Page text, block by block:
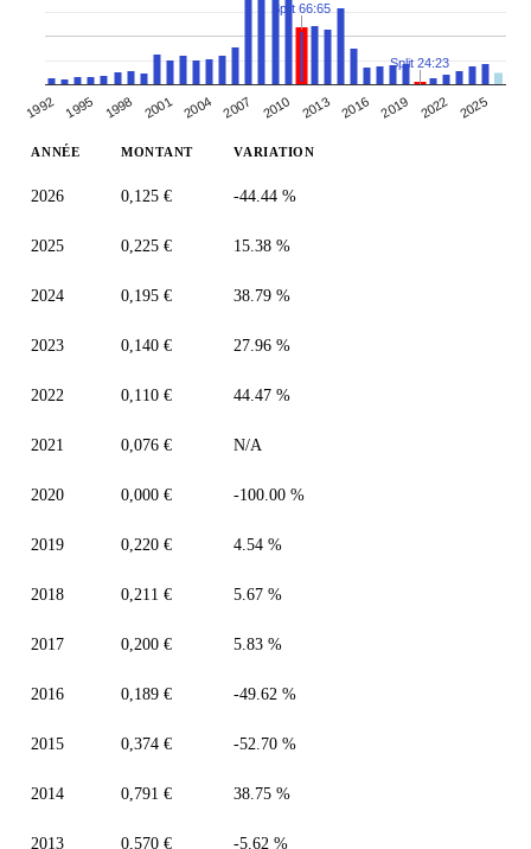
1992 1995 1998 2001 2004 2007 2010 2013 2016 2019 2022 2025
Split 66:65
Split 24:23
ANNÉE MONTANT VARIATION
2026 0,125 € -44.44 %
2025 0,225 € 15.38 %
2024 0,195 € 38.79 %
2023 0,140 € 27.96 %
2022 0,110 € 44.47 %
2021 0,076 € N/A
2020 0,000 € -100.00 %
2019 0,220 € 4.54 %
2018 0,211 € 5.67 %
2017 0,200 € 5.83 %
2016 0,189 € -49.62 %
2015 0,374 € -52.70 %
2014 0,791 € 38.75 %
2013 0,570 € -5.62 %